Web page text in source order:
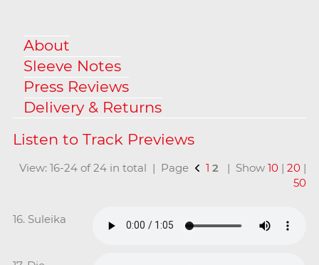
About
Sleeve Notes
Press Reviews
Delivery & Returns
View: 16-24 of 24 in total | Page 1 2 | Show10 |20 |
50
16. Suleika